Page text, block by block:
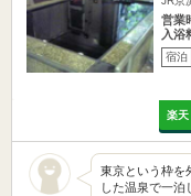
営業
入浴
宿泊
楽天
東京という枠を
した温泉で一泊